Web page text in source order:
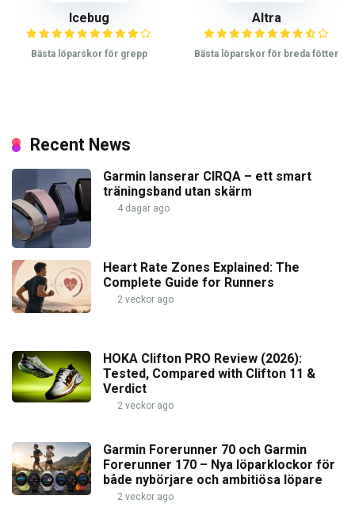
Icebug
Bästa löparskor för grepp
Altra
Bästa löparskor för breda fötter
Recent News
Garmin lanserar CIRQA – ett smart
träningsband utan skärm
4 dagar ago
Heart Rate Zones Explained: The
Complete Guide for Runners
2 veckor ago
HOKA Clifton PRO Review (2026):
Tested, Compared with Clifton 11 &
Verdict
2 veckor ago
Garmin Forerunner 70 och Garmin
Forerunner 170 – Nya löparklockor för
både nybörjare och ambitiösa löpare
2 veckor ago